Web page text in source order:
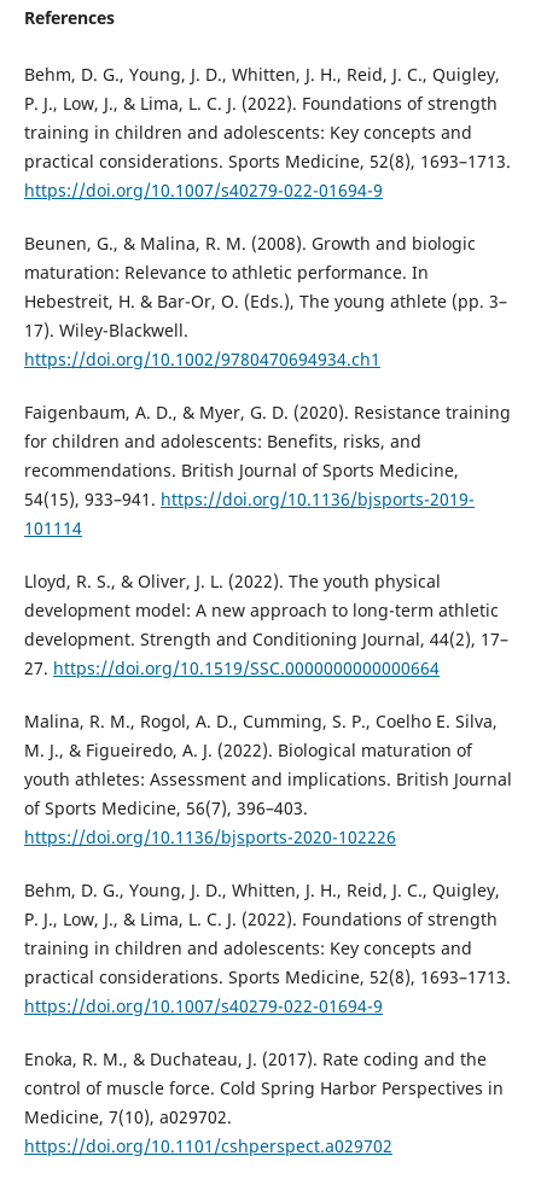
References
Behm, D. G., Young, J. D., Whitten, J. H., Reid, J. C., Quigley,
P. J., Low, J., & Lima, L. C. J. (2022). Foundations of strength
training in children and adolescents: Key concepts and
practical considerations. Sports Medicine, 52(8), 1693–1713.
https://doi.org/10.1007/s40279-022-01694-9
Beunen, G., & Malina, R. M. (2008). Growth and biologic
maturation: Relevance to athletic performance. In
Hebestreit, H. & Bar-Or, O. (Eds.), The young athlete (pp. 3–
17). Wiley-Blackwell.
https://doi.org/10.1002/9780470694934.ch1
Faigenbaum, A. D., & Myer, G. D. (2020). Resistance training
for children and adolescents: Benefits, risks, and
recommendations. British Journal of Sports Medicine,
54(15), 933–941. https://doi.org/10.1136/bjsports-2019-
101114
Lloyd, R. S., & Oliver, J. L. (2022). The youth physical
development model: A new approach to long-term athletic
development. Strength and Conditioning Journal, 44(2), 17–
27. https://doi.org/10.1519/SSC.0000000000000664
Malina, R. M., Rogol, A. D., Cumming, S. P., Coelho E. Silva,
M. J., & Figueiredo, A. J. (2022). Biological maturation of
youth athletes: Assessment and implications. British Journal
of Sports Medicine, 56(7), 396–403.
https://doi.org/10.1136/bjsports-2020-102226
Behm, D. G., Young, J. D., Whitten, J. H., Reid, J. C., Quigley,
P. J., Low, J., & Lima, L. C. J. (2022). Foundations of strength
training in children and adolescents: Key concepts and
practical considerations. Sports Medicine, 52(8), 1693–1713.
https://doi.org/10.1007/s40279-022-01694-9
Enoka, R. M., & Duchateau, J. (2017). Rate coding and the
control of muscle force. Cold Spring Harbor Perspectives in
Medicine, 7(10), a029702.
https://doi.org/10.1101/cshperspect.a029702